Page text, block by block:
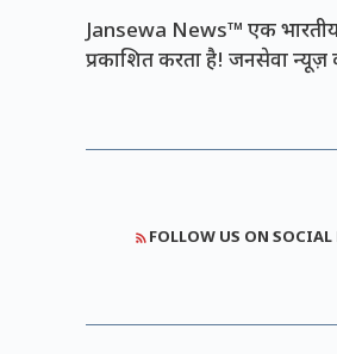
Jansewa News™ एक
प्रकाशित करता है! जनसेवा न्यूज़
FOLLOW US ON